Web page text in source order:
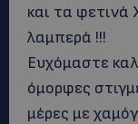
και τα φετινά
λαμπερά !!!
Ευχόμαστε
όμορφες
μέρες με